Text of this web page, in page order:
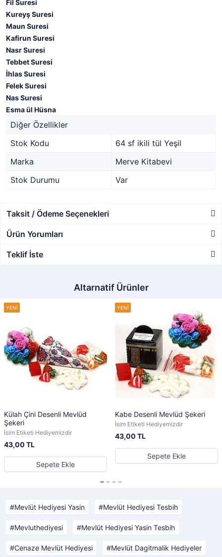
Fil Suresi
Kureyş Suresi
Maun Suresi
Kafirun Suresi
Nasr Suresi
Tebbet Suresi
İhlas Suresi
Felek Suresi
Nas Suresi
Esma ül Hüsna
Diğer Özellikler
Stok Kodu
64 sf ikili tül Yeşil
Marka
Merve Kitabevi
Stok Durumu
Var
Taksit / Ödeme Seçenekleri
Ürün Yorumları
Teklif İste
Altarnatif Ürünler
Külah Çini Desenli Mevlüd
Şekeri
İsim Etiketi Hediyemizdir
43,00 TL
Sepete Ekle
Kabe Desenli Mevlüd Şekeri
İsim Etiketi Hediyemizdir
43,00 TL
Sepete Ekle
Mevlüt Hediyesi Yasin Mevlüt Hediyesi Tesbih
Mevluthediyesi Mevlüt Hediyesi Yasin Tesbih
Cenaze Mevlüt Hediyesi Mevlüt Dagitmalik Hediyeler